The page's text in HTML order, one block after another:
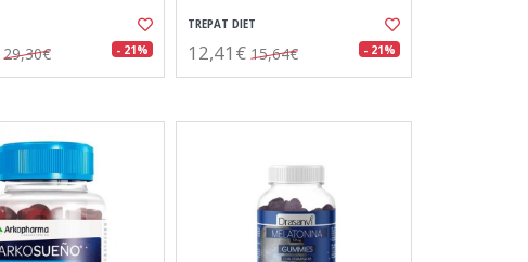
29,30€ - 21%
TREPAT DIET
12,41€ 15,64€ - 21%